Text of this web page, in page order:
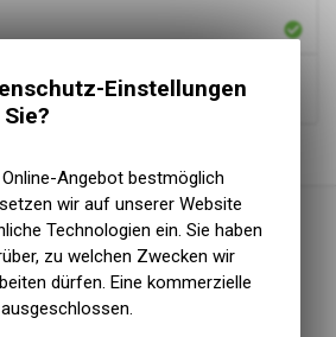
Einstellungen
Angebot bestmöglich
wir auf unserer Website
Technologien ein. Sie haben
zu welchen Zwecken wir
dürfen. Eine kommerzielle